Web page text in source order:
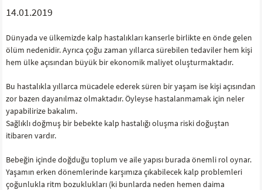
14.01.2019
Dünyada ve ülkemizde kalp hastalıkları kanserle birlikte en önde gelen
ölüm nedenidir. Ayrıca çoğu zaman yıllarca sürebilen tedaviler hem kişi
hem ülke açısından büyük bir ekonomik maliyet oluşturmaktadır.
Bu hastalıkla yıllarca mücadele ederek süren bir yaşam ise kişi açısından
zor bazen dayanılmaz olmaktadır. Öyleyse hastalanmamak için neler
yapabilirize bakalım.
Sağlıklı doğmuş bir bebekte kalp hastalığı oluşma riski doğuştan
itibaren vardır.
Bebeğin içinde doğduğu toplum ve aile yapısı burada önemli rol oynar.
Yaşamın erken dönemlerinde karşımıza çıkabilecek kalp problemleri
çoğunlukla ritm bozuklukları (ki bunlarda neden hemen daima